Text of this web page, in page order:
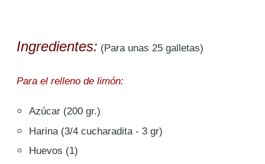
Ingredientes: (Para unas 25 galletas)
Para el relleno de limón:
Azúcar (200 gr.)
Harina (3/4 cucharadita - 3 gr)
Huevos (1)